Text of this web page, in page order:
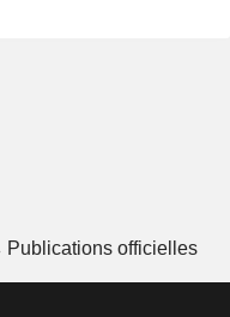
Publications officielles